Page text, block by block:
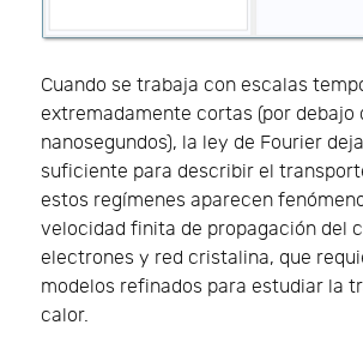
Cuando se trabaja con escalas
extremadamente cortas (por debajo
nanosegundos), la ley de Fourier
suficiente para describir el
estos regímenes aparecen
velocidad finita de propagación del
electrones y red cristalina, que
modelos refinados para estudiar la
calor.